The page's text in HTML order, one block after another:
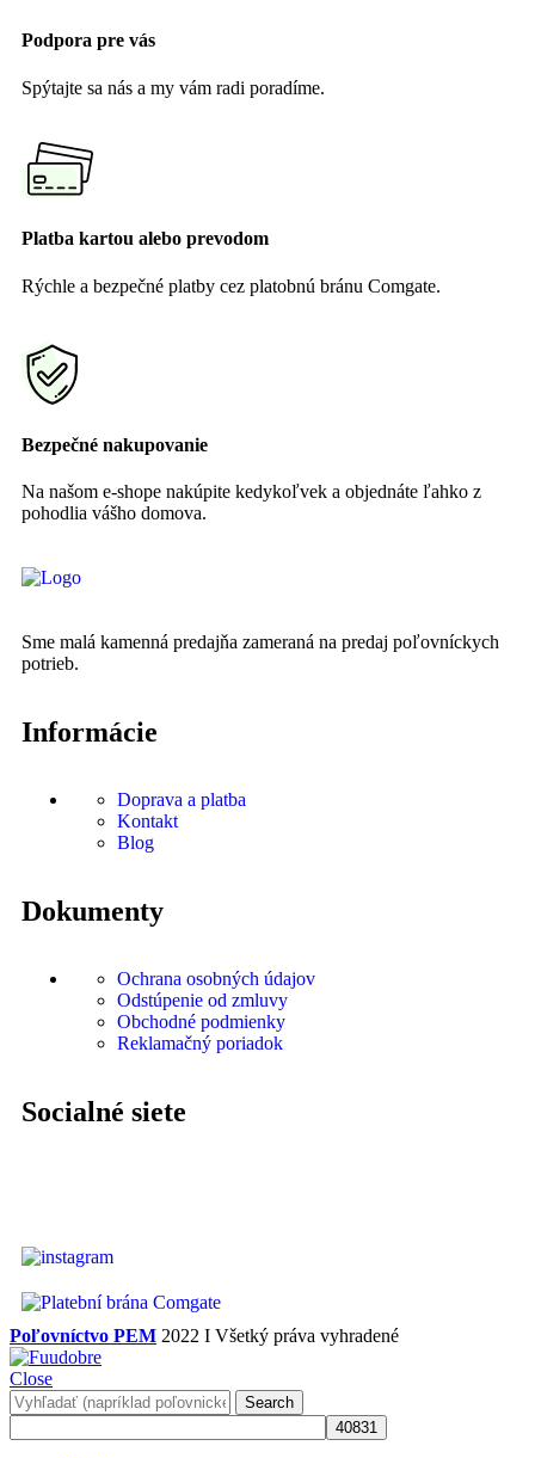
Podpora pre vás
Spýtajte sa nás a my vám radi poradíme.
Platba kartou alebo prevodom
Rýchle a bezpečné platby cez platobnú bránu Comgate.
Bezpečné nakupovanie
Na našom e-shope nakúpite kedykoľvek a objednáte ľahko z
pohodlia vášho domova.
Sme malá kamenná predajňa zameraná na predaj poľovníckych
potrieb.
Informácie
Doprava a platba
Kontakt
Blog
Dokumenty
Ochrana osobných údajov
Odstúpenie od zmluvy
Obchodné podmienky
Reklamačný poriadok
Socialné siete
Poľovníctvo PEM 2022 I Všetký práva vyhradené
Close
Search